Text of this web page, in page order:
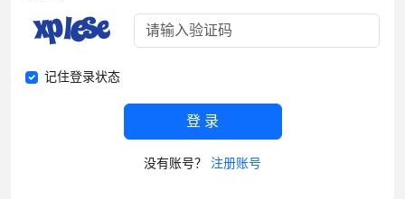
记住登录状态
登 录
没有账号？ 注册账号